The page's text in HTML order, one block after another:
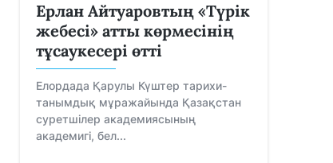
Ерлан Айтуаровтың «Түрік
жебесі» атты көрмесінің
тұсаукесері өтті
Елордада Қарулы Күштер тарихи-
танымдық мұражайында Қазақстан
суретшілер академиясының
академигі, бел...